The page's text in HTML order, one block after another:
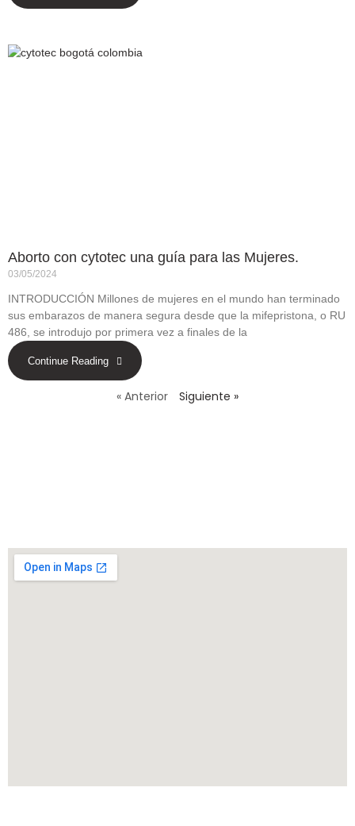
Aborto con cytotec una guía para las Mujeres.
03/05/2024
INTRODUCCIÓN Millones de mujeres en el mundo han terminado
sus embarazos de manera segura desde que la mifepristona, o RU
486, se introdujo por primera vez a finales de la
Continue Reading
« Anterior Siguiente »